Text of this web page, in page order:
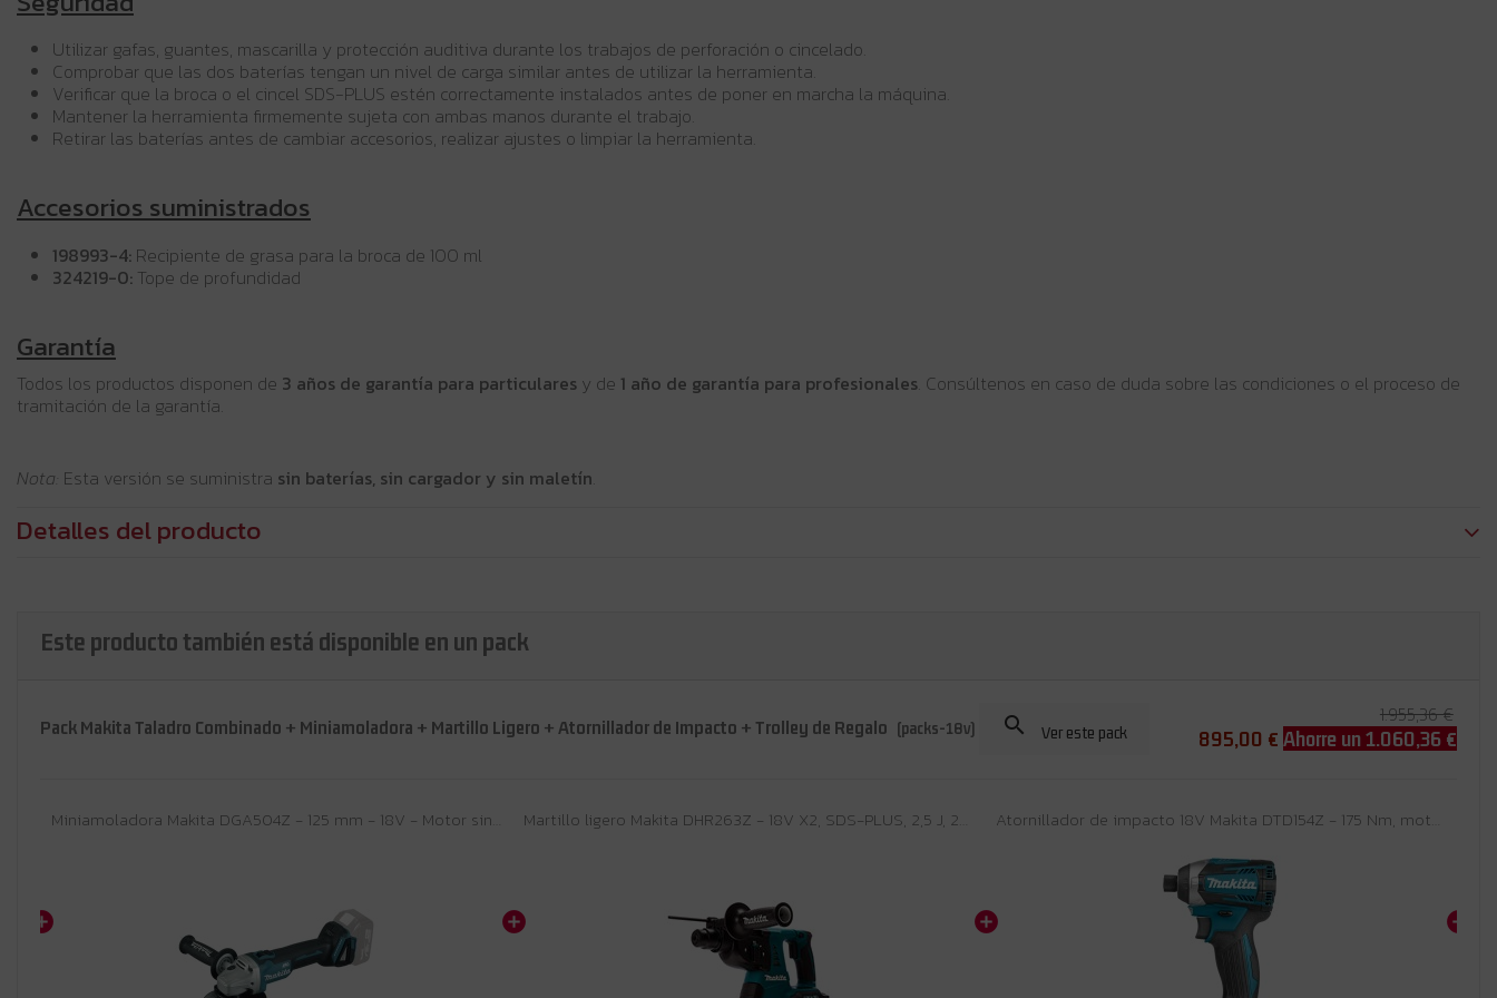
Utilizar gafas, guantes, mascarilla y protección auditiva durante los trabajos de perforación o cincelado.
Comprobar que las dos baterías tengan un nivel de carga similar antes de utilizar la herramienta.
Verificar que la broca o el cincel SDS-PLUS estén correctamente instalados antes de poner en marcha la máquina.
Mantener la herramienta firmemente sujeta con ambas manos durante el trabajo.
Retirar las baterías antes de cambiar accesorios, realizar ajustes o limpiar la herramienta.
Accesorios suministrados
198993-4: Recipiente de grasa para la broca de 100 ml
324219-0: Tope de profundidad
Garantía
Todos los productos disponen de 3 años de garantía para particulares y de 1 año de garantía para profesionales. Consúltenos en caso de duda sobre las condiciones o el proceso de
tramitación de la garantía.
Nota: Esta versión se suministra sin baterías, sin cargador y sin maletín.
Detalles del producto
Este producto también está disponible en un pack
Pack Makita Taladro Combinado + Miniamoladora + Martillo Ligero + Atornillador de Impacto + Trolley de Regalo (packs-18v)  Ver este pack
1.955,36 €
895,00 € Ahorre un 1.060,36 €